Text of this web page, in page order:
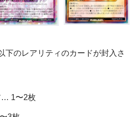
下のレアリティのカードが封入さ
… 1〜2枚